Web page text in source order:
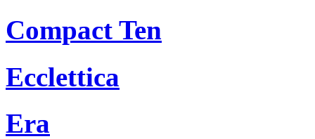
Compact Ten
Ecclettica
Era